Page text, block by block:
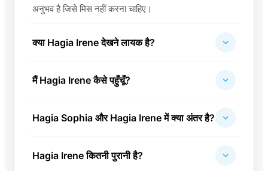
अनुभव है जिसे मिस नहीं करना चाहिए।
क्या Hagia Irene देखने लायक है?
मैं Hagia Irene कैसे पहुँचूँ?
Hagia Sophia और Hagia Irene में क्या अंतर है?
Hagia Irene कितनी पुरानी है?